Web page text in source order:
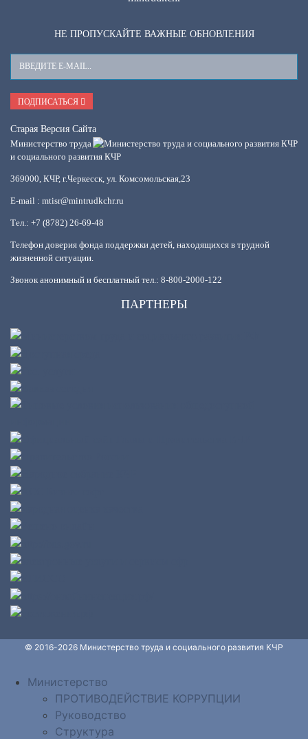
НЕ ПРОПУСКАЙТЕ ВАЖНЫЕ ОБНОВЛЕНИЯ
Ваш
E-
Mail
ПОДПИСАТЬСЯ
Старая Версия Сайта
Министерство труда
и социального развития КЧР
369000, КЧР, г.Черкесск, ул. Комсомольская,23
E-mail : mtisr@mintrudkchr.ru
Тел.: +7 (8782) 26-69-48
Телефон доверия фонда поддержки детей, находящихся в трудной
жизненной ситуации.
Звонок анонимный и бесплатный тел.: 8-800-2000-122
ПАРТНЕРЫ
© 2016-2026 Министерство труда и социального развития КЧР
Министерство
ПРОТИВОДЕЙСТВИЕ КОРРУПЦИИ
Руководство
Структура